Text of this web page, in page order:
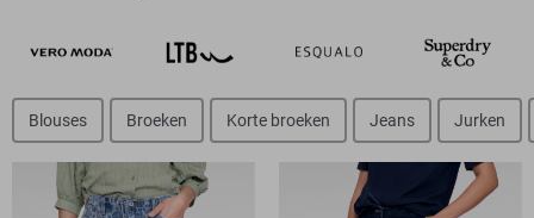
Blouses Broeken Korte broeken Jeans Jurken